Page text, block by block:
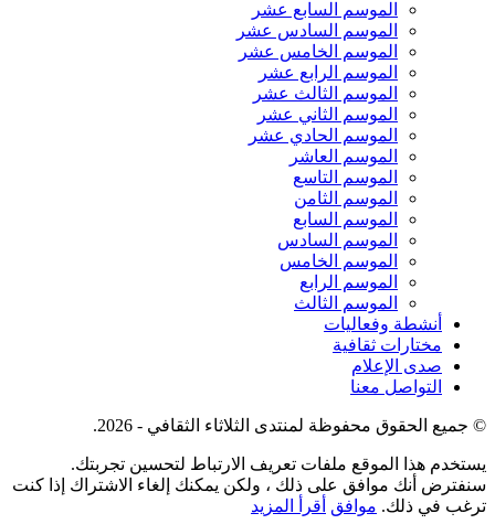
الموسم السابع عشر
الموسم السادس عشر
الموسم الخامس عشر
الموسم الرابع عشر
الموسم الثالث عشر
الموسم الثاني عشر
الموسم الحادي عشر
الموسم العاشر
الموسم التاسع
الموسم الثامن
الموسم السابع
الموسم السادس
الموسم الخامس
الموسم الرابع
الموسم الثالث
أنشطة وفعاليات
مختارات ثقافية
صدى الإعلام
التواصل معنا
© جميع الحقوق محفوظة لمنتدى الثلاثاء الثقافي - 2026.
يستخدم هذا الموقع ملفات تعريف الارتباط لتحسين تجربتك.
سنفترض أنك موافق على ذلك ، ولكن يمكنك إلغاء الاشتراك إذا كنت
ترغب في ذلك. موافق أقرأ المزيد